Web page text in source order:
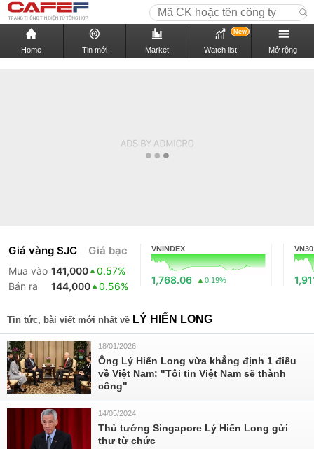
Home Tin mới Market Watch list
New
Mở rộng
Giá vàng SJC Giá bạc
Mua vào 141,000
0.57%
Bán ra
144,000 0.56%
VNINDEX
1,768.06 0.19%
VN30
Tin tức, bài viết mới nhất về LÝ HIỂN LONG
18/01/2026
Ông Lý Hiển Long vừa khẳng định 1 điều
về Việt Nam: "Tôi tin Việt Nam sẽ thành
công"
14/05/2024
Thủ tướng Singapore Lý Hiển Long gửi
thư từ chức